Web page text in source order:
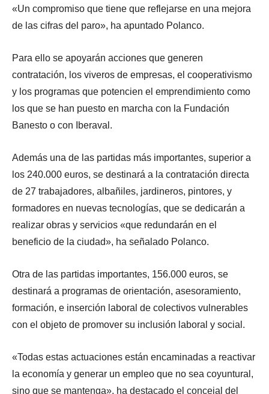
«Un compromiso que tiene que reflejarse en una mejora
de las cifras del paro», ha apuntado Polanco.
Para ello se apoyarán acciones que generen
contratación, los viveros de empresas, el cooperativismo
y los programas que potencien el emprendimiento como
los que se han puesto en marcha con la Fundación
Banesto o con Iberaval.
Además una de las partidas más importantes, superior a
los 240.000 euros, se destinará a la contratación directa
de 27 trabajadores, albañiles, jardineros, pintores, y
formadores en nuevas tecnologías, que se dedicarán a
realizar obras y servicios «que redundarán en el
beneficio de la ciudad», ha señalado Polanco.
Otra de las partidas importantes, 156.000 euros, se
destinará a programas de orientación, asesoramiento,
formación, e inserción laboral de colectivos vulnerables
con el objeto de promover su inclusión laboral y social.
«Todas estas actuaciones están encaminadas a reactivar
la economía y generar un empleo que no sea coyuntural,
sino que se mantenga», ha destacado el concejal del